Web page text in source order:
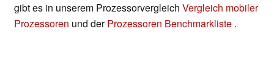
gibt es in unserem Prozessorvergleich Vergleich mobiler
Prozessoren und derProzessoren Benchmarkliste .